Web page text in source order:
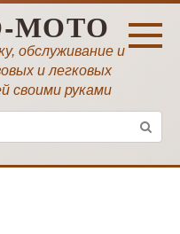
МОТО
обслуживание и
и легковых
своими руками